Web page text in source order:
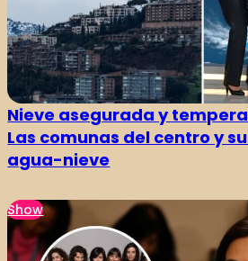
Nieve asegurada y
Las comunas del centro y
agua-nieve
Show